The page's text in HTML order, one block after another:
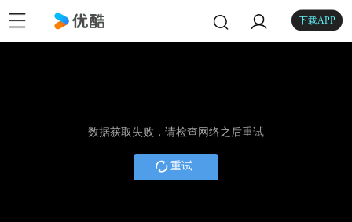
下载APP
数据获取失败，请检查网络之后重试
重试